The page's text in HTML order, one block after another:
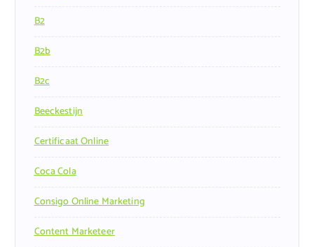
B2
B2b
B2c
Beeckestijn
Certificaat Online
Coca Cola
Consigo Online Marketing
Content Marketeer